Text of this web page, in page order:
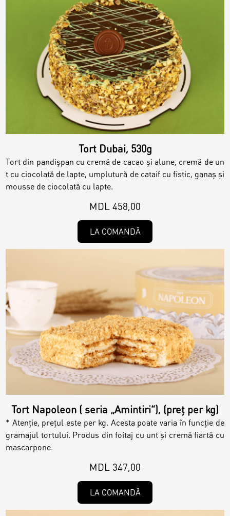
Tort Dubai, 530g
Tort din pandişpan cu cremă de cacao şi alune, cremă de un
t cu ciocolată de lapte, umplutură de cataif cu fistic, ganaş şi
mousse de ciocolată cu lapte.
MDL 458,00
LA COMANDĂ
Tort Napoleon ( seria „Amintiri”), (preț per kg)
* Atenție, prețul este per kg. Acesta poate varia în funcție de
gramajul tortului. Produs din foitaj cu unt și cremă fiartă cu
mascarpone.
MDL 347,00
LA COMANDĂ